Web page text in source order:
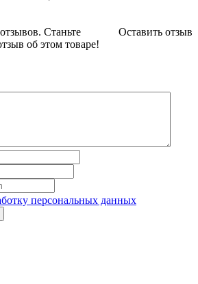
Оставить отзыв
Станьте
об этом товаре!
персональных данных